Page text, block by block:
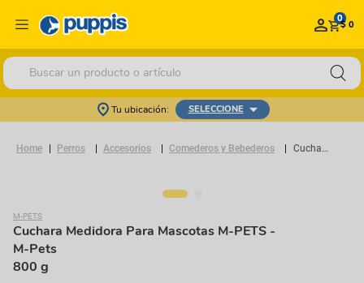
0$ 0
Buscar un producto o artículo
Tu ubicación: SELECCIONE
Perros Accesorios Comederos y Bebederos Cuchara Medidora Para Mascotas M-PETS
M-PETS
Cuchara Medidora Para Mascotas M-PETS -
M-Pets
800 g